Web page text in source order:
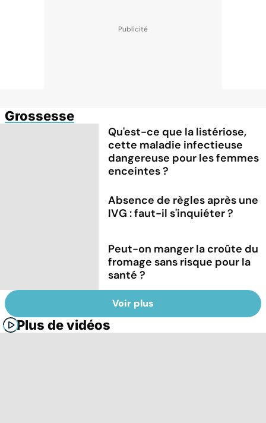
Grossesse
Qu'est-ce que la listériose,
cette maladie infectieuse
dangereuse pour les femmes
enceintes ?
Absence de règles après une
IVG : faut-il s'inquiéter ?
Peut-on manger la croûte du
fromage sans risque pour la
santé ?
Voir plus
Plus de vidéos